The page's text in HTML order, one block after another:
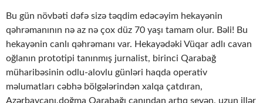
Bu gün növbəti dəfə sizə təqdim edəcəyim hekayənin
qəhrəmanının nə az nə çox düz 70 yaşı tamam olur. Bəli! Bu
hekayənin canlı qəhrəmanı var. Hekayədəki Vüqar adlı cavan
oğlanın prototipi tanınmış jurnalist, birinci Qarabağ
müharibəsinin odlu-alovlu günləri haqda operativ
məlumatları cəbhə bölgələrindən xalqa çatdıran,
Azərbaycanı,doğma Qarabağı canından artıq sevən, uzun illər